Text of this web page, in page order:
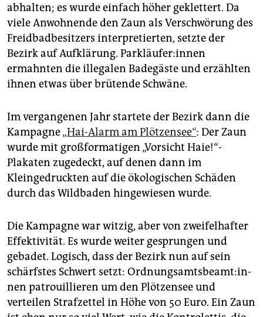
abhalten; es wurde einfach höher geklettert. Da
viele Anwohnende den Zaun als Verschwörung des
Freidbadbesitzers interpretierten, setzte der
Bezirk auf Aufklärung. Par­k­läu­fe­r:in­nen
ermahnten die illegalen Badegäste und erzählten
ihnen etwas über brütende Schwäne.
Im vergangenen Jahr startete der Bezirk dann die
Kampagne„Hai-Alarm am Plötzensee“: Der Zaun
wurde mit großformatigen „Vorsicht Haie!“-
Plakaten zugedeckt, auf denen dann im
Kleingedruckten auf die ökologischen Schäden
durch das Wildbaden hingewiesen wurde.
Die Kampagne war witzig, aber von zweifelhafter
Effektivität. Es wurde weiter gesprungen und
gebadet. Logisch, dass der Bezirk nun auf sein
schärfstes Schwert setzt: Ord­nungs­amts­be­am­t:in­
nen patrouillieren um den Plötzensee und
verteilen Strafzettel in Höhe von 50 Euro. Ein Zaun